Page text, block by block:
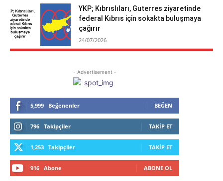
YKP; Kıbrıslıları, Guterres ziyaretinde
federal Kıbrıs için sokakta buluşmaya
çağırır
24/07/2026
- Advertisement -
5,999 Beğenenler BEĞEN
796 Takipçiler TAKIP ET
1,253 Takipçiler TAKIP ET
916 Abone ABONE OL